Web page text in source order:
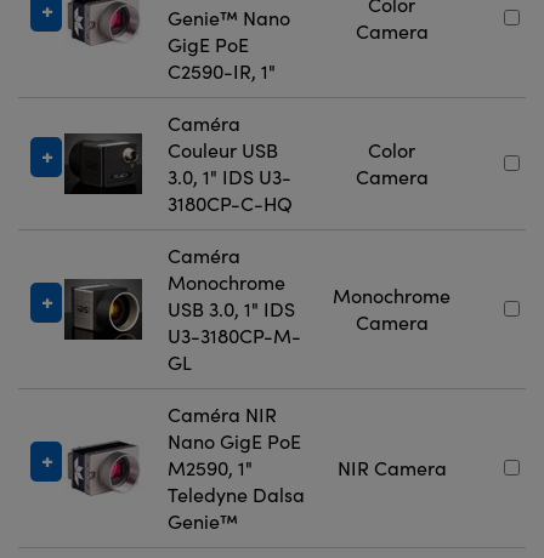
Genie™ Nano
GigE PoE
C2590-IR, 1"
Camera
Caméra
Couleur USB
3.0, 1" IDS U3-
3180CP-C-HQ
Color
Camera
Caméra
Monochrome
USB 3.0, 1" IDS
U3-3180CP-M-
GL
Monochrome
Camera
Caméra NIR
Nano GigE PoE
M2590, 1"
Teledyne Dalsa
Genie™
NIR Camera